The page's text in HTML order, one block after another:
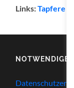
Links:Tapfere
NOTWENDIGES